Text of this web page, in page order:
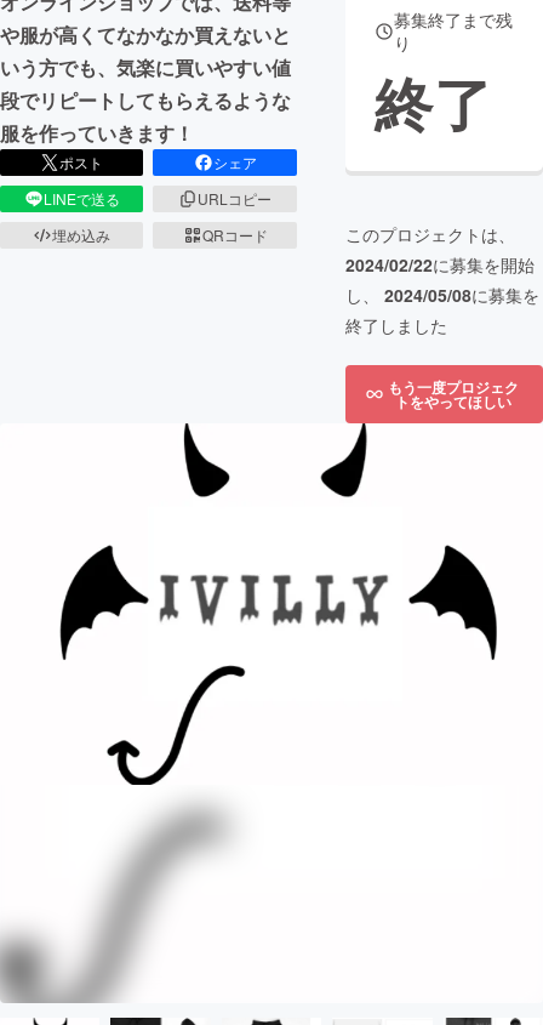
や服が高くてなかなか買えないと
いう方でも、気楽に買いやすい値
段でリピートしてもらえるような
服を作っていきます！
ポスト
シェア
LINEで送る
URLコピー
埋め込み
QRコード
募集終了まで残
り
終了
このプロジェクトは、
2024/02/22に募集を開始
し、 2024/05/08に募集を
終了しました
もう一度プロジェク
トをやってほしい